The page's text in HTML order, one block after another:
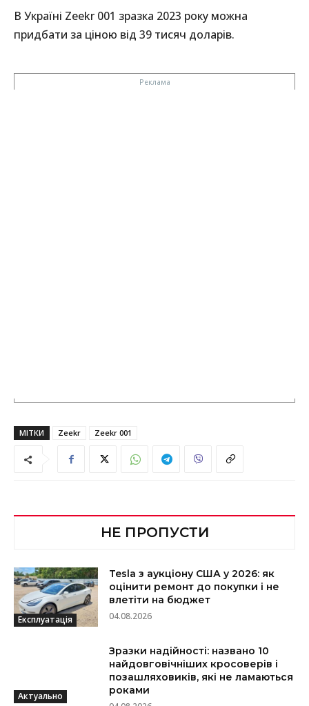
В Україні Zeekr 001 зразка 2023 року можна
придбати за ціною від 39 тисяч доларів.
МІТКИ Zeekr Zeekr 001
НЕ ПРОПУСТИ
Експлуатація
Tesla з аукціону США у 2026: як
оцінити ремонт до покупки і не
влетіти на бюджет
04.08.2026
Актуально
Зразки надійності: названо 10
найдовговічніших кросоверів і
позашляховиків, які не ламаються
роками